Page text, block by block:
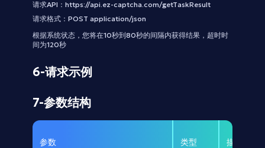
请求API：https://api.ez-captcha.com/getTaskResult
请求格式：POST application/json
根据系统状态，您将在10秒到80秒的间隔内获得结果，超时时
间为120秒
6-请求示例
7-参数结构
参数 类型 描述